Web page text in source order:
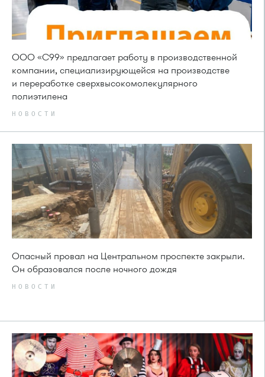
ООО «С99» предлагает работу в производственной
компании, специализирующейся на производстве
и переработке сверхвысокомолекулярного
полиэтилена
НОВОСТИ
Опасный провал на Центральном проспекте закрыли.
Он образовался после ночного дождя
НОВОСТИ